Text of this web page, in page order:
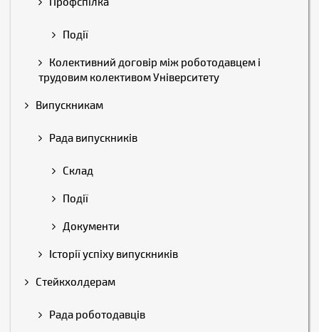
Події
Колективний договір між роботодавцем і
трудовим колективом Університету
Випускникам
Рада випускників
Склад
Події
Документи
Історії успіху випускників
Стейкхолдерам
Рада роботодавців